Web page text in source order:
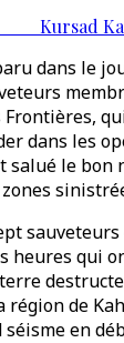
Kursad
dans le
Frontières,
dans les
salué le bon
heures qui
région de
séisme en